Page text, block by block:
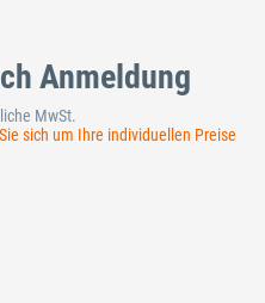
Anmeldung
MwSt.
sich um Ihre individuellen Preise